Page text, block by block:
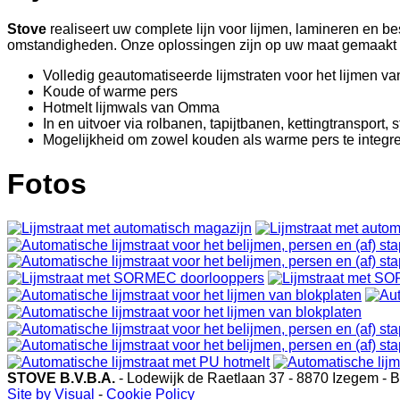
Stove realiseert uw complete lijn voor lijmen, lamineren en
omstandigheden. Onze oplossingen zijn op uw maat
Volledig geautomatiseerde lijmstraten voor het lijmen
Koude of warme pers
Hotmelt lijmwals van Omma
In en uitvoer via rolbanen, tapijtbanen, kettingtransport,
Mogelijkheid om zowel kouden als warme pers te
Fotos
STOVE B.V.B.A. - Lodewijk de Raetlaan 37 - 8870 Izegem -
Site by Visual - Cookie Policy